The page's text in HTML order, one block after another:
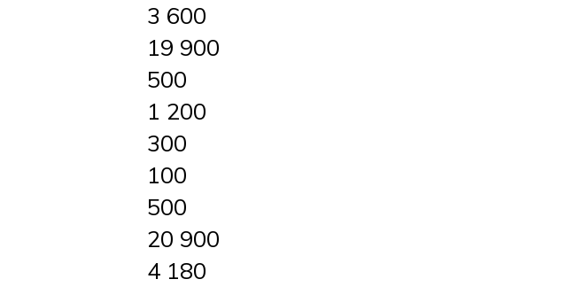
3 600
19 900
500
1 200
300
100
500
20 900
4 180